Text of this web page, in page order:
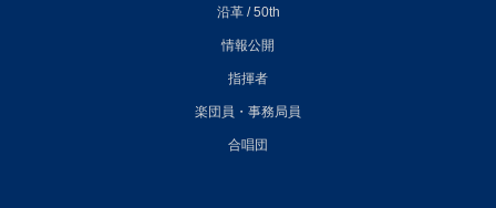
沿革 / 50th
情報公開
指揮者
楽団員・事務局員
合唱団